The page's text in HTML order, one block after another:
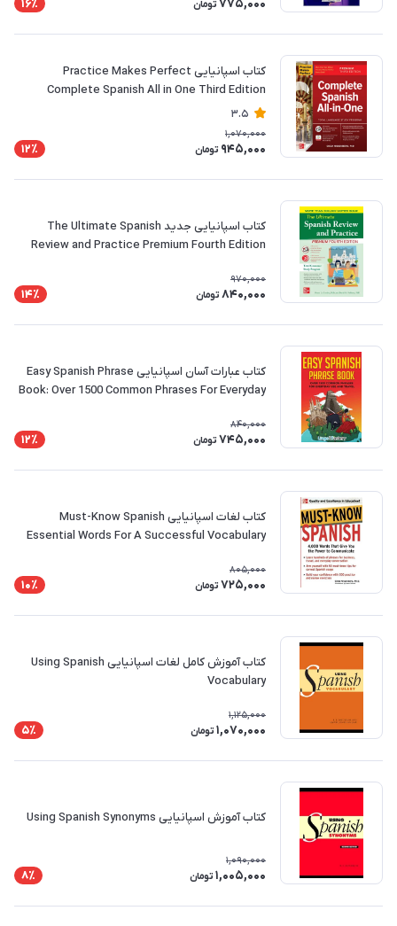
775,000 تومان 16٪
کتاب اسپانیایی Practice Makes Perfect
Complete Spanish All in One Third Edition
3.5
1,070,000
945,000 تومان 12٪
کتاب اسپانیایی جدید The Ultimate Spanish
Review and Practice Premium Fourth Edition
970,000
840,000 تومان 14٪
کتاب عبارات آسان اسپانیایی Easy Spanish Phrase
Book: Over 1500 Common Phrases For Everyday
840,000
745,000 تومان 12٪
کتاب لغات اسپانیایی Must-Know Spanish
Essential Words For A Successful Vocabulary
805,000
725,000 تومان 10٪
کتاب آموزش کامل لغات اسپانیایی Using Spanish
Vocabulary
1,125,000
1,070,000 تومان 5٪
کتاب آموزش اسپانیایی Using Spanish Synonyms
1,090,000
1,005,000 تومان 8٪